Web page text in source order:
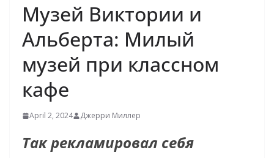
Музей Виктории и
Альберта: Милый
музей при классном
кафе
April 2, 2024 Джерри Миллер
Так рекламировал себя